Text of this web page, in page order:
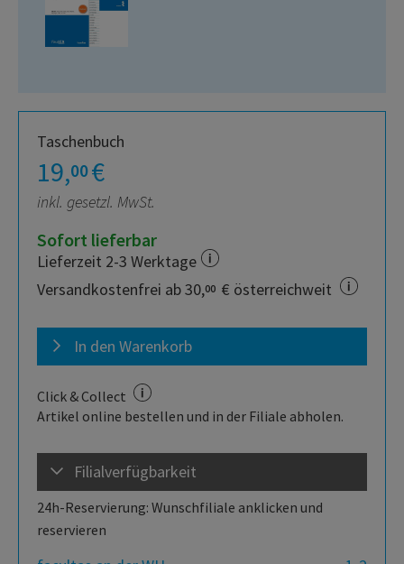
Taschenbuch
19,00€
inkl. gesetzl. MwSt.
Sofort lieferbar
Lieferzeit 2-3 Werktage
Versandkostenfrei ab 30,00 € österreichweit
In den Warenkorb
Click & Collect
Artikel online bestellen und in der Filiale abholen.
Filialverfügbarkeit
24h-Reservierung: Wunschfiliale anklicken und
reservieren